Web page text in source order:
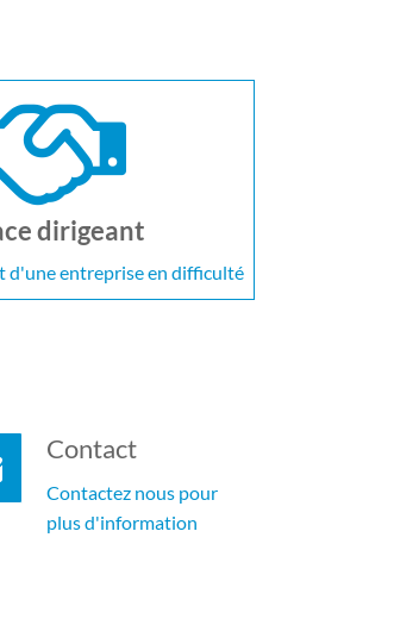
dirigeant
d'une entreprise en difficulté
Contact
Contactez nous pour
plus d'information